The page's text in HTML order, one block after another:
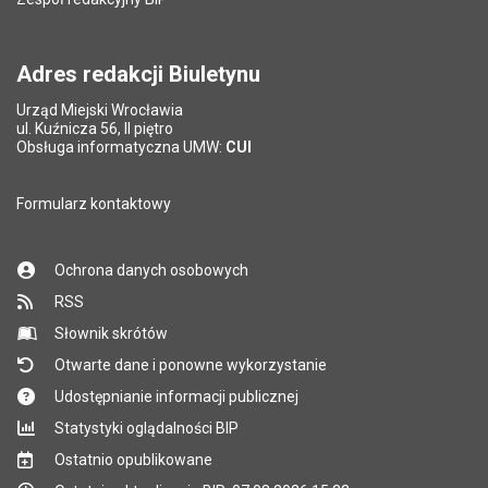
Pytanie antyspamowe
*
Pole wymagane
Adres redakcji Biuletynu
Urząd Miejski Wrocławia
ul. Kuźnicza 56, II piętro
Obsługa informatyczna UMW: CUI
Formularz kontaktowy
Ochrona danych osobowych
RSS
Słownik skrótów
Otwarte dane i ponowne wykorzystanie
Udostępnianie informacji publicznej
Statystyki oglądalności BIP
Ostatnio opublikowane